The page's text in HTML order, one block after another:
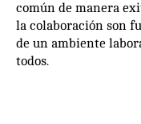
común de manera
la colaboración son
de un ambiente
todos.